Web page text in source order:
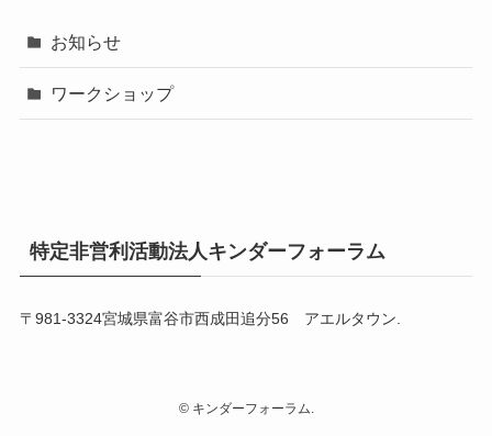
お知らせ
ワークショップ
特定非営利活動法人キンダーフォーラム
〒981-3324宮城県富谷市西成田追分56 アエルタウン.
©キンダーフォーラム.